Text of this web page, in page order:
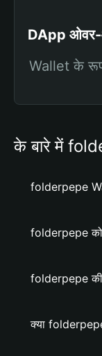
DApp ओवर-
Wallet के रूप
के बारे में
folderpepe
folderpepe को
folderpepe की
क्या